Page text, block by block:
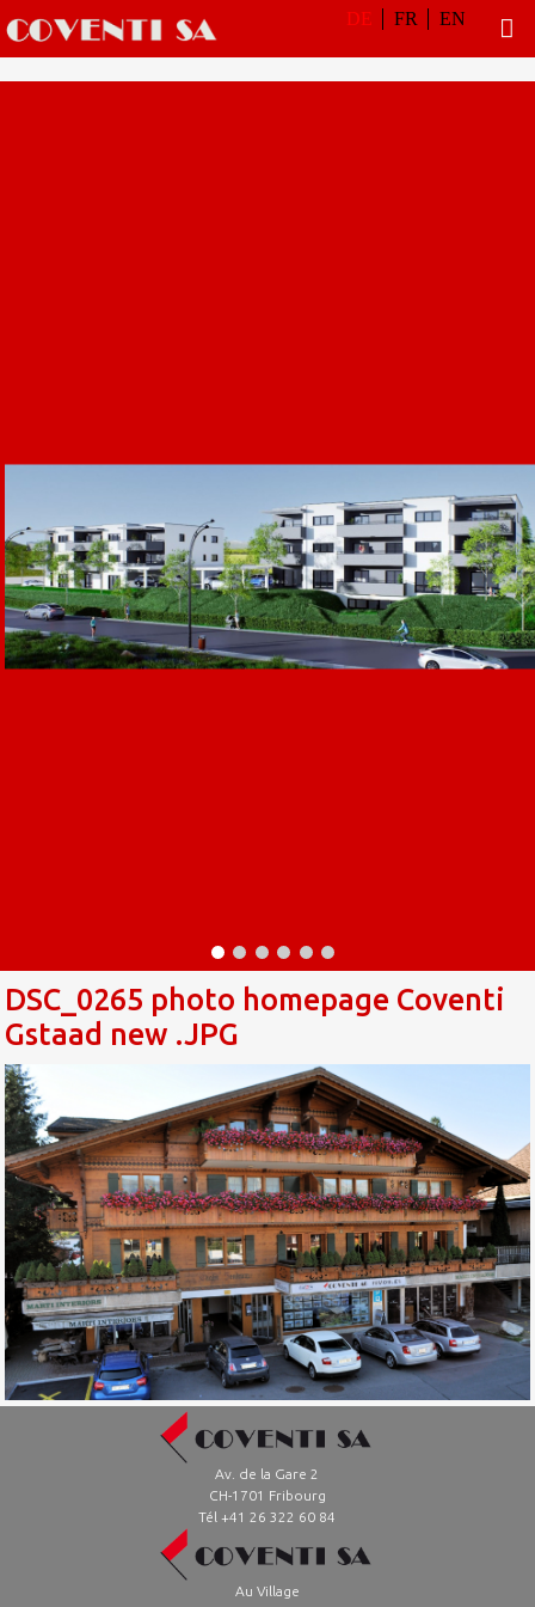
DE FR EN
DSC_0265 photo homepage Coventi
Gstaad new .JPG
Av. de la Gare 2
CH-1701 Fribourg
Tél +41 26 322 60 84
Au Village